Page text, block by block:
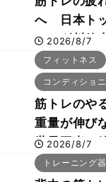
へ 日本ト
ー・刈川啓
「回復習慣
2026/8/7
フィットネス
コンディショ
筋トレのや
重量が伸び
世界王者・
事・睡眠・
2026/8/7
トレーニング